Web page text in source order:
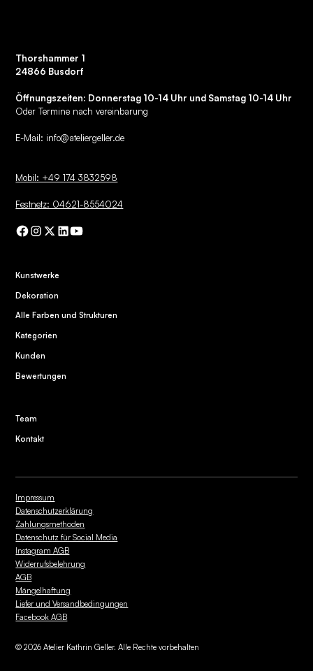
Thorshammer 1
24866 Busdorf
Öffnungszeiten: Donnerstag 10-14 Uhr und Samstag 10-14 Uhr
Oder Termine nach vereinbarung
E-Mail: info@ateliergeller.de
Mobil: +49 174 3832598
Festnetz: 04621-8554024
Kunstwerke
Dekoration
Alle Farben und Strukturen
Kategorien
Kunden
Bewertungen
Team
Kontakt
Impressum
Datenschutzerklärung
Zahlungsmethoden
Datenschutz für Social Media
Instagram AGB
Widerrufsbelehrung
AGB
Mängelhaftung
Liefer und Versandbedingungen
Facebook AGB
©2026 Atelier Kathrin Geller. Alle Rechte vorbehalten